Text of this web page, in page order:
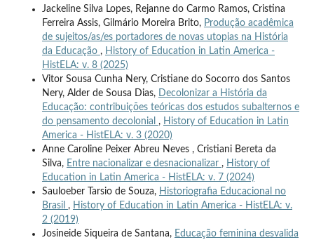
Jackeline Silva Lopes, Rejanne do Carmo Ramos, Cristina
Ferreira Assis, Gilmário Moreira Brito, Produção acadêmica
de sujeitos/as/es portadores de novas utopias na História
da Educação , History of Education in Latin America -
HistELA: v. 8 (2025)
Vitor Sousa Cunha Nery, Cristiane do Socorro dos Santos
Nery, Alder de Sousa Dias, Decolonizar a História da
Educação: contribuições teóricas dos estudos subalternos e
do pensamento decolonial , History of Education in Latin
America - HistELA: v. 3 (2020)
Anne Caroline Peixer Abreu Neves , Cristiani Bereta da
Silva, Entre nacionalizar e desnacionalizar , History of
Education in Latin America - HistELA: v. 7 (2024)
Sauloeber Tarsio de Souza, Historiografia Educacional no
Brasil , History of Education in Latin America - HistELA: v.
2 (2019)
Josineide Siqueira de Santana, Educação feminina desvalida